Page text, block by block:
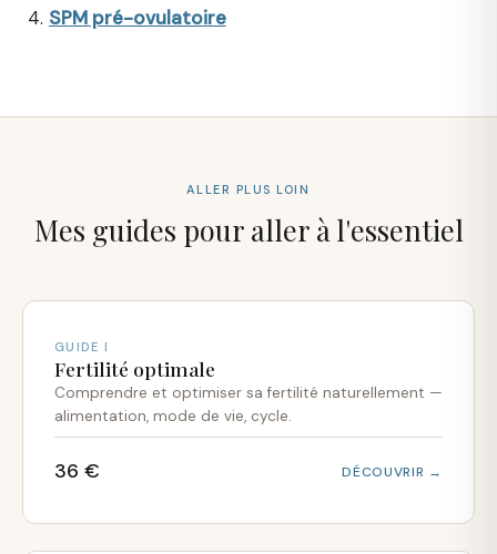
SPM pré-ovulatoire
ALLER PLUS LOIN
Mes guides pour aller à l'essentiel
GUIDE I
Fertilité optimale
Comprendre et optimiser sa fertilité naturellement —
alimentation, mode de vie, cycle.
36 € DÉCOUVRIR →